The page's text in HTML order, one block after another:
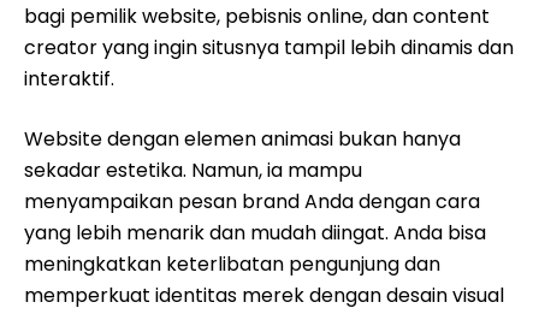
bagi pemilik website, pebisnis online, dan content
creator yang ingin situsnya tampil lebih dinamis dan
interaktif.
Website dengan elemen animasi bukan hanya
sekadar estetika. Namun, ia mampu
menyampaikan pesan brand Anda dengan cara
yang lebih menarik dan mudah diingat. Anda bisa
meningkatkan keterlibatan pengunjung dan
memperkuat identitas merek dengan desain visual